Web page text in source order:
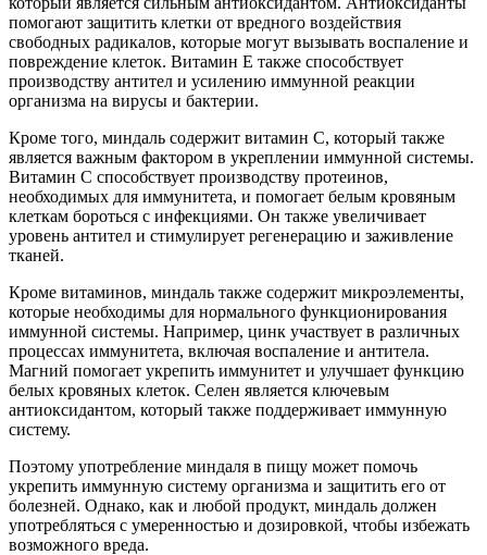
помогают защитить клетки от вредного воздействия
свободных радикалов, которые могут вызывать воспаление и
повреждение клеток. Витамин Е также способствует
производству антител и усилению иммунной реакции
организма на вирусы и бактерии.
Кроме того, миндаль содержит витамин С, который также
является важным фактором в укреплении иммунной системы.
Витамин С способствует производству протеинов,
необходимых для иммунитета, и помогает белым кровяным
клеткам бороться с инфекциями. Он также увеличивает
уровень антител и стимулирует регенерацию и заживление
тканей.
Кроме витаминов, миндаль также содержит микроэлементы,
которые необходимы для нормального функционирования
иммунной системы. Например, цинк участвует в различных
процессах иммунитета, включая воспаление и антитела.
Магний помогает укрепить иммунитет и улучшает функцию
белых кровяных клеток. Селен является ключевым
антиоксидантом, который также поддерживает иммунную
систему.
Поэтому употребление миндаля в пищу может помочь
укрепить иммунную систему организма и защитить его от
болезней. Однако, как и любой продукт, миндаль должен
употребляться с умеренностью и дозировкой, чтобы избежать
возможного вреда.